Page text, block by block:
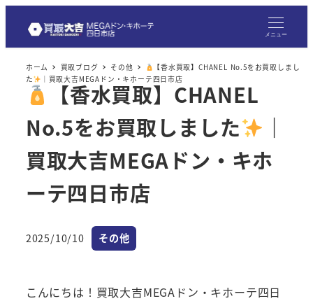
メニュー
ホーム 買取ブログ その他
【香水買取】CHANEL No.5をお買取しまし
た
｜買取大吉MEGAドン・キホーテ四日市店
【香水買取】CHANEL
No.5をお買取しました
｜
買取大吉MEGAドン・キホ
ーテ四日市店
投稿日
2025/10/10 カテゴリー
その他
こんにちは！買取大吉MEGAドン・キホーテ四日